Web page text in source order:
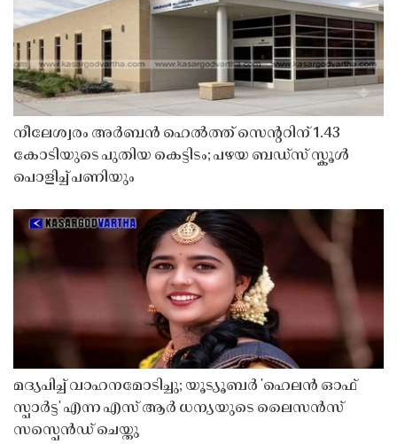
നീലേശ്വരം അർബൻ ഹെൽത്ത് സെൻ്ററിന് 1.43
കോടിയുടെ പുതിയ കെട്ടിടം; പഴയ ബഡ്സ് സ്കൂൾ
പൊളിച്ച് പണിയും
മദ്യപിച്ച് വാഹനമോടിച്ചു; യൂട്യൂബർ 'ഹെലൻ ഓഫ്
സ്പാർട്ട' എന്ന എസ് ആർ ധന്യയുടെ ലൈസൻസ്
സസ്പെൻഡ് ചെയ്തു ​​​​​​​